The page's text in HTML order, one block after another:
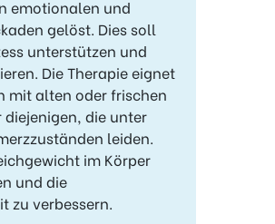
emotionalen und
gelöst. Dies soll
unterstützen und
Die Therapie eignet
mit alten oder frischen
diejenigen, die unter
leiden.
im Körper
und die
zu verbessern.